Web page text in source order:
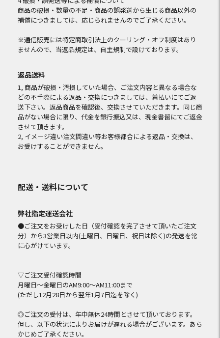
商品の破損・数量の不足・商品の誤発送から生じる商品以外の
補償につきましては、応じられませんのでご了承ください。
※通信販売には特定商取引法上のクーリング・オフ制度はあり
ませんので、当返品規定は、自主規制で設けております。
返品送料
1, 商品が破損・汚損していた場合、ご注文内容と異なる場合な
どの不手際による返品・交換につきましては、着払いにてご返
送下さい。返品商品を確認後、交換させていただきます。同じ商
品がない場合に限り、代金を銀行振込又は、現金書留にてご返金
させて頂きます。
2, イメージ違い注文間違い等お客様都合による返品・交換は、
お受けすることができません。
配送・送料について
弊社指定運送会社
●ご注文をお受けした日（受付確認を完了させて頂いたご注文
分）から3営業日以内(土曜日、日曜日、祝日は除く)の発送を常
に心がけています。
▽ご注文受付確認時間
月曜日～金曜日のAM9:00～AM11:00まで
(ただし12月28日から翌年1月7日迄を除く)
◎ご注文の受付は、年中無休24時間とさせて頂いております。
但し、以下の状況によりお届けが遅れる場合がございます。あら
かじめご了承ください。